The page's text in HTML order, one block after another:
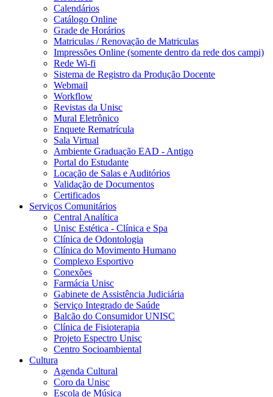
Calendários
Catálogo Online
Grade de Horários
Matriculas / Renovação de Matriculas
Impressões Online (somente dentro da rede dos campi)
Rede Wi-fi
Sistema de Registro da Produção Docente
Webmail
Workflow
Revistas da Unisc
Mural Eletrônico
Enquete Rematrícula
Sala Virtual
Ambiente Graduação EAD - Antigo
Portal do Estudante
Locação de Salas e Auditórios
Validação de Documentos
Certificados
Serviços Comunitários
Central Analítica
Unisc Estética - Clínica e Spa
Clínica de Odontologia
Clínica do Movimento Humano
Complexo Esportivo
Conexões
Farmácia Unisc
Gabinete de Assistência Judiciária
Serviço Integrado de Saúde
Balcão do Consumidor UNISC
Clínica de Fisioterapia
Projeto Espectro Unisc
Centro Socioambiental
Cultura
Agenda Cultural
Coro da Unisc
Escola de Música